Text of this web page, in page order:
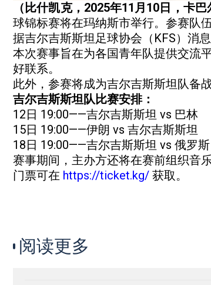
（比什凯克，2025年11月10日，卡巴
球锦标赛将在玛纳斯市举行。参赛队
据吉尔吉斯斯坦足球协会（KFS）消
本次赛事旨在为各国青年队提供交流
好联系。
此外，参赛将成为吉尔吉斯斯坦队备
吉尔吉斯斯坦队比赛安排：
12日 19:00——吉尔吉斯斯坦 vs 巴林
15日 19:00——伊朗 vs 吉尔吉斯斯坦
18日 19:00——吉尔吉斯斯坦 vs 俄罗斯
赛事期间，主办方还将在赛前组织音
门票可在 https://ticket.kg/ 获取。
阅读更多